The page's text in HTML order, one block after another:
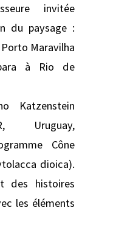
invitée
du paysage :
Maravilha
à Rio de
Katzenstein
Uruguay,
Cône
dioica).
des histoires
les éléments